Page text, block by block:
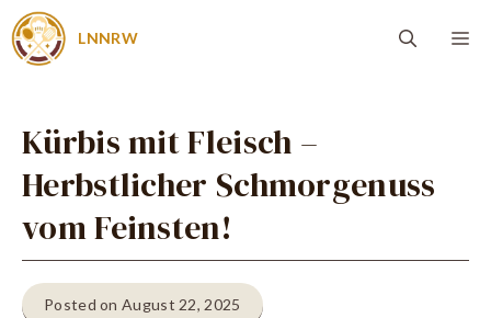
Zum
Inhalt
LNNRW
Kürbis mit Fleisch –
Herbstlicher Schmorgenuss
vom Feinsten!
Posted on August 22, 2025